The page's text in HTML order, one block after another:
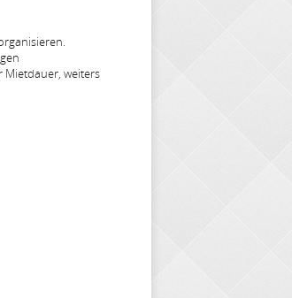
Mietdauer, weiters